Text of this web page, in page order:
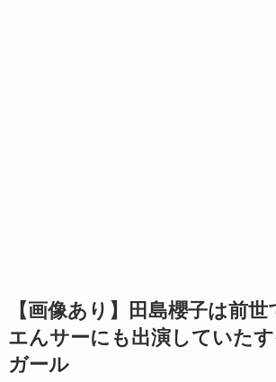
【画像あり】田島櫻子は前
エんサーにも出演していた
ガール